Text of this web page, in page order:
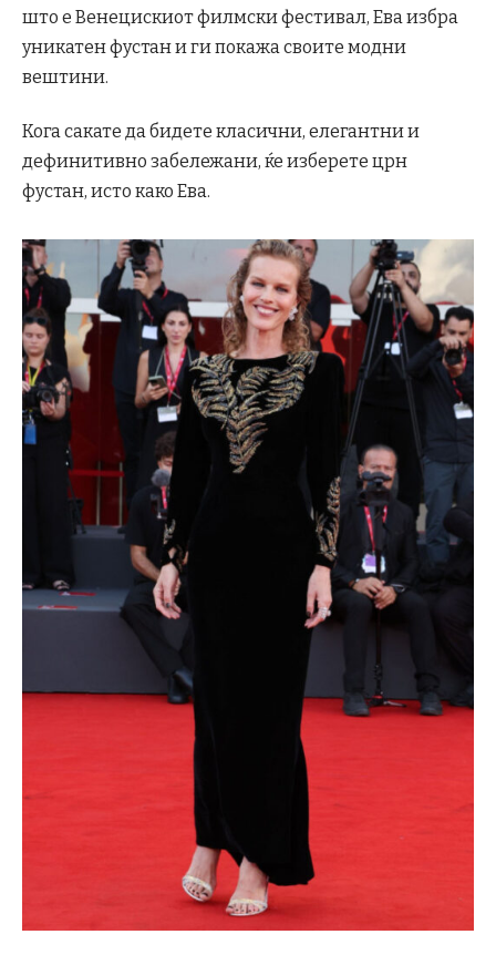
што е Венецискиот филмски фестивал, Ева избра
уникатен фустан и ги покажа своите модни
вештини.
Кога сакате да бидете класични, елегантни и
дефинитивно забележани, ќе изберете црн
фустан, исто како Ева.